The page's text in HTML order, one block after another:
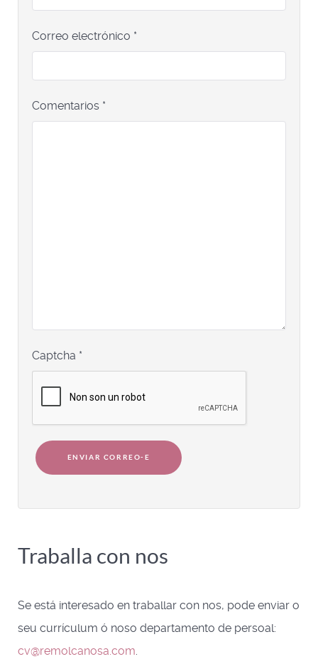
Correo electrónico *
Comentarios *
Captcha *
ENVIAR CORREO-E
Traballa con nos
Se está interesado en traballar con nos, pode enviar o
seu currículum ó noso departamento de persoal:
cv@remolcanosa.com.